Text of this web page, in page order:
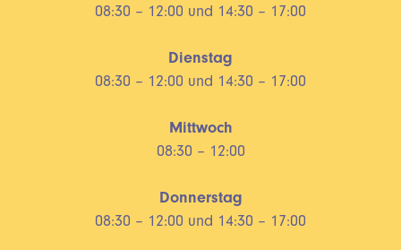
08:30 – 12:00 und 14:30 – 17:00
Dienstag
08:30 – 12:00 und 14:30 – 17:00
Mittwoch
08:30 – 12:00
Donnerstag
08:30 – 12:00 und 14:30 – 17:00